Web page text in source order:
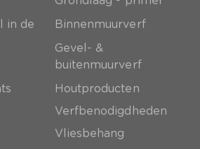
in de
Binnenmuurverf
Gevel- &
buitenmuurverf
Houtproducten
Verfbenodigdheden
Vliesbehang